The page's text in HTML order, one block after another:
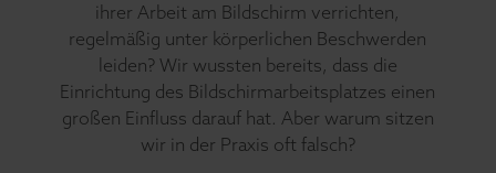
ihrer Arbeit am Bildschirm verrichten,
regelmäßig unter körperlichen Beschwerden
leiden? Wir wussten bereits, dass die
Einrichtung des Bildschirmarbeitsplatzes einen
großen Einfluss darauf hat. Aber warum sitzen
wir in der Praxis oft falsch?